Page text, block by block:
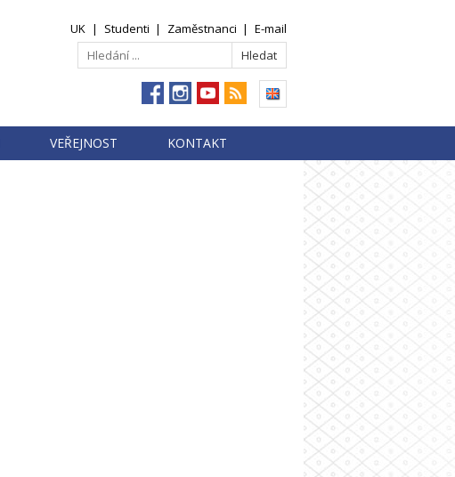
UK | Studenti | Zaměstnanci | E-mail
VEŘEJNOST KONTAKT